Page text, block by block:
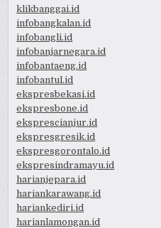
klikbanggai.id
infobangkalan.id
infobangli.id
infobanjarnegara.id
infobantaeng.id
infobantul.id
ekspresbekasi.id
ekspresbone.id
eksprescianjur.id
ekspresgresik.id
ekspresgorontalo.id
ekspresindramayu.id
harianjepara.id
hariankarawang.id
hariankediri.id
harianlamongan.id